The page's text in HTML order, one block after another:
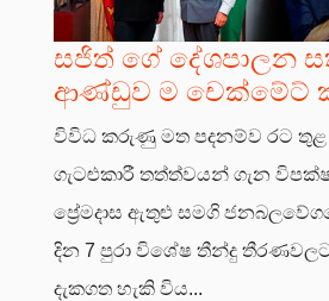
සජිත් ගේ දේශපාලන
ආණ්ඩුව ම චෙක්මේට්
විවිධ කරුණු මත පදනම්ව රට
ගැටළුකාරී තත්ත්වයන් ගැන
ප්‍රේමදාස ඇතුළු සමගි
දින 7 පුරා විශේෂ තීන්දු
දැකගත හැකි විය...